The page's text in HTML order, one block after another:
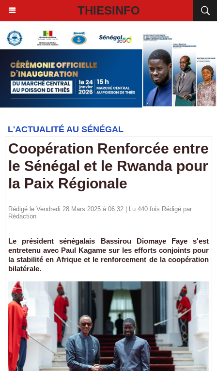
THIESINFO
L'ACTUALITÉ AU SÉNÉGAL
Coopération Renforcée entre
le Sénégal et le Rwanda pour
la Paix Régionale
Rédigé le Vendredi 28 Mars 2025 à 06:32 | Lu 440 fois Rédigé par
Rédaction
Le président sénégalais Bassirou Diomaye Faye s'est
entretenu avec Paul Kagame sur les efforts conjoints pour
la stabilité en Afrique et le renforcement de la coopération
bilatérale.